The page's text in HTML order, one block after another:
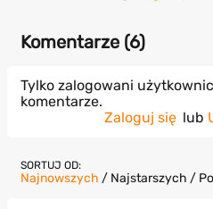
Komentarze (6)
Tylko zalogowani
komentarze.
Zaloguj się lub
SORTUJ OD:
Najnowszych / Najstarszych /